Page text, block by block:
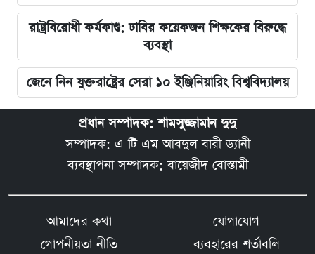
রাষ্ট্রবিরোধী কর্মকাণ্ড: ঢাবির কয়েকজন শিক্ষকের বিরুদ্ধে
ব্যবস্থা
জেনে নিন যুক্তরাষ্ট্রের সেরা ১০ ইঞ্জিনিয়ারিং বিশ্ববিদ্যালয়
প্রধান সম্পাদক: শামসুজ্জামান দুদু
সম্পাদক: এ টি এম আবদুল বারী ড্যানী
ব্যবস্থাপনা সম্পাদক: বায়েজীদ বোস্তামী
আমাদের কথা
যোগাযোগ
গোপনীয়তা নীতি
ব্যবহারের শর্তাবলি